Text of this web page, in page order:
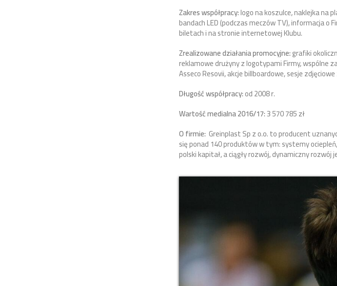
Zakres współpracy:logo na koszulce, naklejka na
bandach LED (podczas meczów TV), informacja
biletach i na stronie internetowej Klubu.
Zrealizowane działania promocyjne:grafiki
reklamowe drużyny z logotypami Firmy, wspólne
Asseco Resovii, akcje billboardowe, sesje
Długość współpracy:od 2008 r.
Wartość medialna 2016/17:3 570 785 zł
O firmie: Greinplast Sp z o.o. to producent
się ponad 140 produktów w tym: systemy
polski kapitał, a ciągły rozwój, dynamiczny